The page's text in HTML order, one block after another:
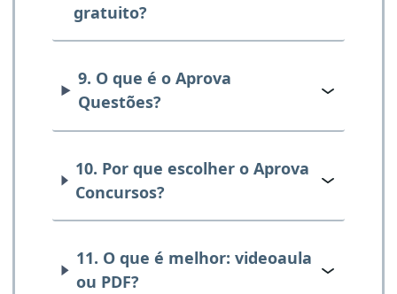
gratuito?
9. O que é o Aprova
Questões?
10. Por que escolher o Aprova
Concursos?
11. O que é melhor: videoaula
ou PDF?